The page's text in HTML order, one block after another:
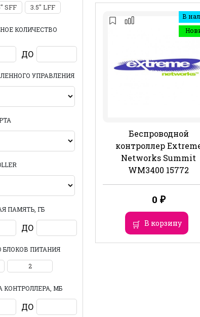
SFF 3.5" LFF
КОЛИЧЕСТВО
ДО
УПРАВЛЕНИЯ
ПАМЯТЬ, ГБ
ДО
БЛОКОВ ПИТАНИЯ
2
МБ
ДО
В
Беспроводной
контроллер
Networks Summit
WM3400 15772
0 ₽
В корзину